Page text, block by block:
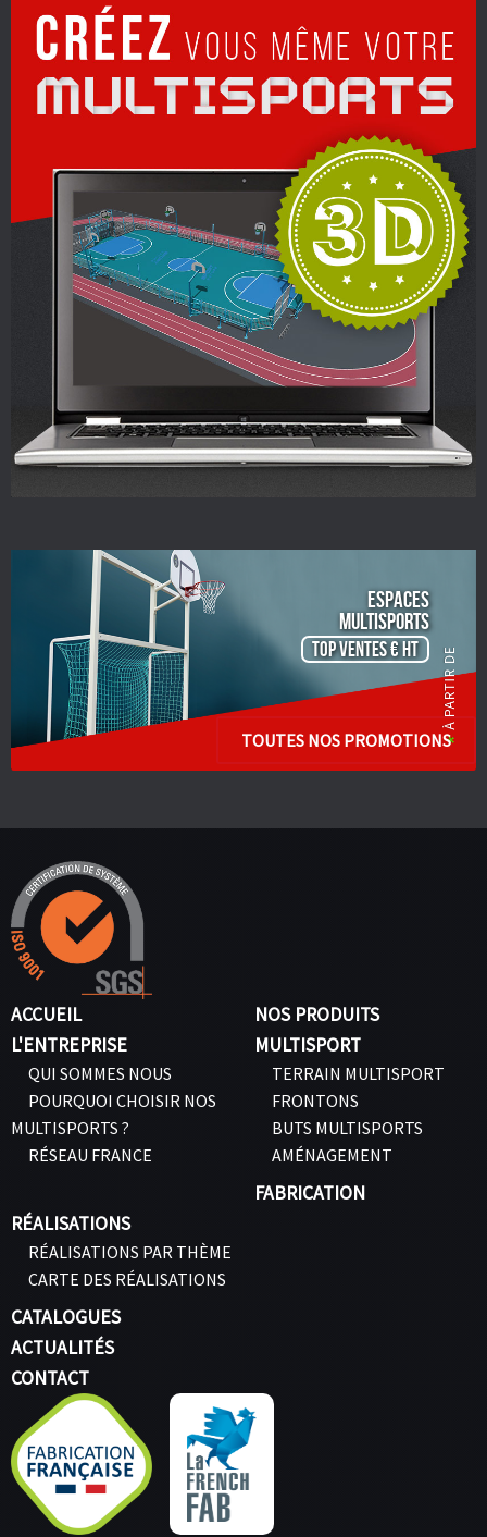
ESPACES
Multisports
TOP VENTES € HT
TOUTES NOS PROMOTIONS
ACCUEIL
L'ENTREPRISE
QUI SOMMES NOUS
POURQUOI CHOISIR NOS
MULTISPORTS ?
RÉSEAU FRANCE
NOS PRODUITS
MULTISPORT
TERRAIN MULTISPORT
FRONTONS
BUTS MULTISPORTS
AMÉNAGEMENT
FABRICATION
RÉALISATIONS
RÉALISATIONS PAR THÈME
CARTE DES RÉALISATIONS
CATALOGUES
ACTUALITÉS
CONTACT